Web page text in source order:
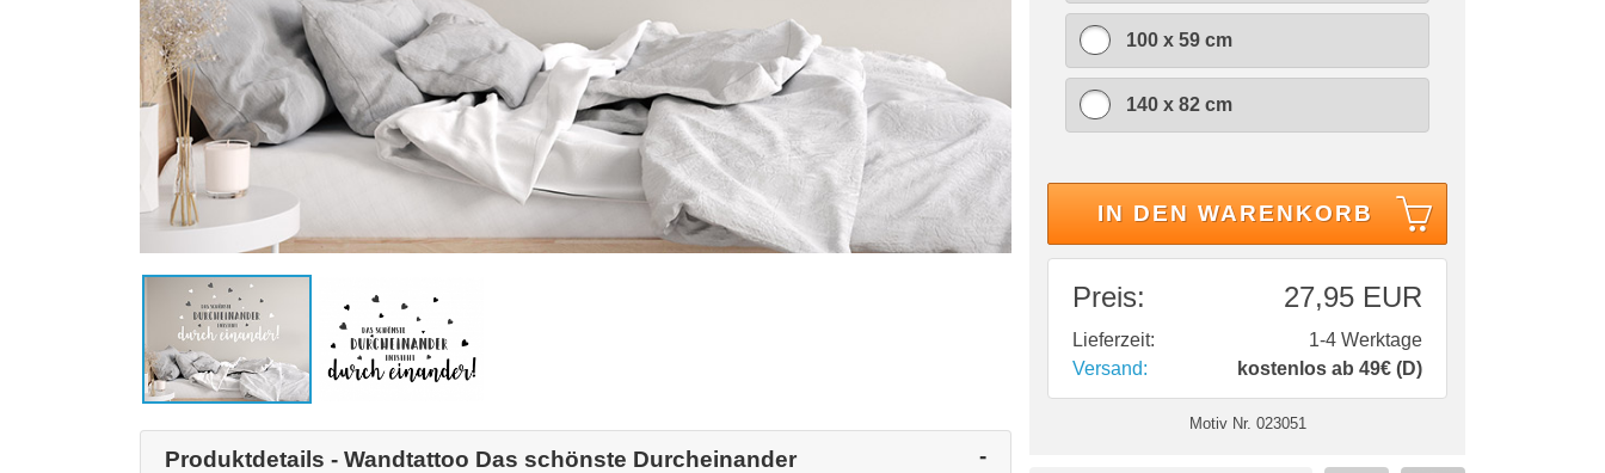
Produktdetails - Wandtattoo Das schönste Durcheinander
100 x 59 cm
140 x 82 cm
IN DEN WARENKORB
Preis: 27,95 EUR
Lieferzeit:
1-4 Werktage
Versand:
kostenlos ab 49€ (D)
Motiv Nr. 023051